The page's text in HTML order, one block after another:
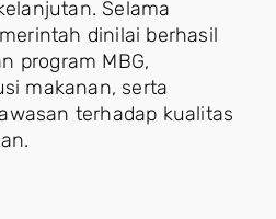
Selama
dinilai berhasil
program MBG,
makanan, serta
terhadap kualitas